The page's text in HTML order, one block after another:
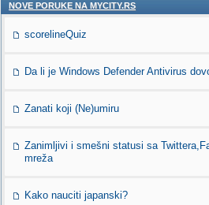
NOVE PORUKE NA MYCITY.RS
scorelineQuiz
Da li je Windows Defender Antivirus
Zanati koji (Ne)umiru
Zanimljivi i smešni statusi sa
mreža
Kako nauciti japanski?